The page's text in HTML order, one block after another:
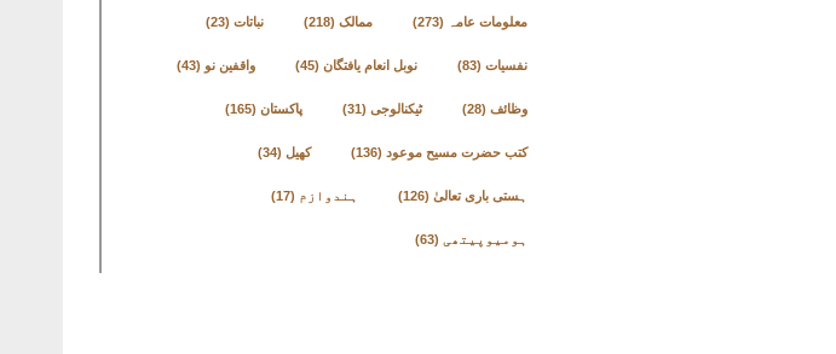
معلومات عامہ (273) ممالک(218) نباتات(23)
نفسیات(83) نوبل انعام یافتگان(45) واقفین نو (43)
وظائف(28) ٹیکنالوجی(31) پاکستان(165)
کتب حضرت مسیح موعود(136) کھیل (34)
ہستی باری تعالیٰ(126) ہندوازم (17)
ہومیوپیتھی (63)